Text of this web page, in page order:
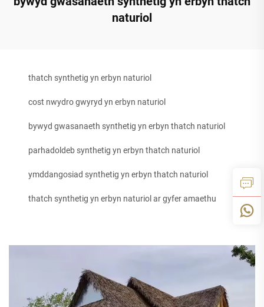
naturiol
thatch synthetig yn erbyn naturiol
cost nwydro gwyryd yn erbyn naturiol
bywyd gwasanaeth synthetig yn erbyn thatch naturiol
parhadoldeb synthetig yn erbyn thatch naturiol
ymddangosiad synthetig yn erbyn thatch naturiol
thatch synthetig yn erbyn naturiol ar gyfer amaethu